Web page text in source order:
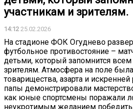
участникам и зрителям.
14:12 25.02.2026
На стадионе ФОК Огуднево
футбольное противостояние –
детьми, который запомнится всем
зрителям. Атмосфера на поле
товарищества, азарта и
папы демонстрировали
как юные спортсмены поражали
неукротимым желанием